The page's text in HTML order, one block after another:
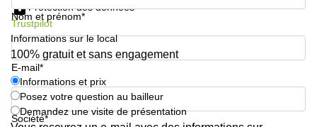
Nom et prénom*
E-mail*
Société*
Protection des données
Trustpilot
Informations sur le local
100% gratuit et sans engagement
Informations et prix
Posez votre question au bailleur
Demandez une visite de présentation